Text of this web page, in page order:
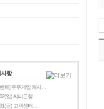
사항
트] 푸푸게임 캐시…
일) 씨티은행…
금) 고객센터…